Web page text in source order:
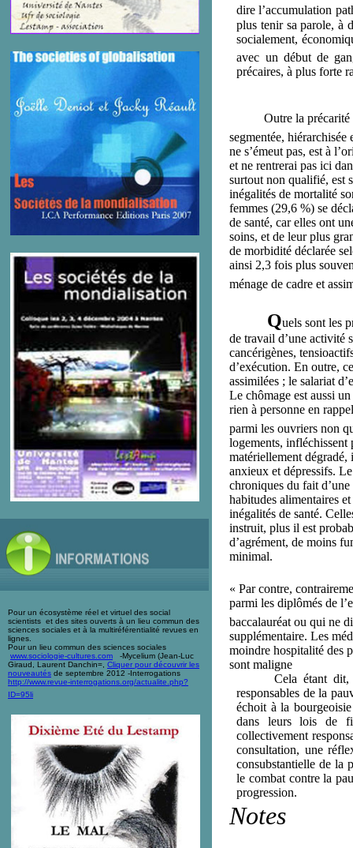
Pour un écosystème réel et virtuel des social
scientists et des sites ouverts à un lieu commun des
sciences sociales et à la multiréférentialité revues en
lignes.
Pour un lieu commun des sciences sociales
www.sociologie-cultures.com -Mycelium (Jean-Luc
Giraud, Laurent Danchin=, Cliquer pour découvrir les
nouveautés de septembre 2012 -Interrogations
http://www.revue-interrogations.org/actualite.php?
ID=95li
dire l’accumulation
plus tenir sa parole, à
socialement,
avec un début de
précaires, à plus forte
Outre la précarité
segmentée,
ne s’émeut pas, est à
et ne rentrerai pas ici
surtout non qualifié, est
inégalités de mortalité
femmes (29,6 %) se
de santé, car elles ont
soins, et de leur plus
de morbidité déclarée
ainsi 2,3 fois plus
ménage de cadre et
Quels sont les
de travail d’une activité
cancérigènes,
d’exécution. En outre,
assimilées ; le salariat
Le chômage est aussi
rien à personne en
parmi les ouvriers non
logements, infléchissent
matériellement dégradé,
anxieux et dépressifs.
chroniques du fait
habitudes alimentaires
inégalités de santé.
instruit, plus il est
d’agrément, de moins
minimal.
« Par contre,
parmi les diplômés de
baccalauréat ou qui ne
supplémentaire. Les
moindre hospitalité des
sont maligne
Cela étant dit,
responsables de la
échoit à la
dans leurs lois de
collectivement
consultation, une
consubstantielle de la
le combat contre la
progression.
Notes